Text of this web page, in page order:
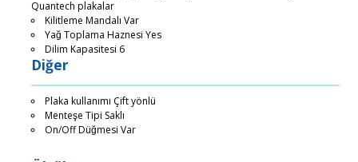
Quantech plakalar
Kilitleme Mandalı Var
Yağ Toplama Haznesi Yes
Dilim Kapasitesi 6
Diğer
Plaka kullanımı Çift yönlü
Menteşe Tipi Saklı
On/Off Düğmesi Var